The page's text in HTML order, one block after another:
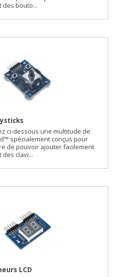
des bouto...
ci-dessous une multitude de
spécialement conçus pour
de pouvoir ajouter facilement
clavi...
LCD